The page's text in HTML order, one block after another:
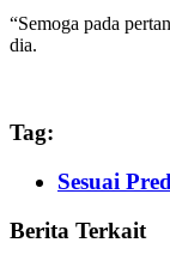
“Semoga pada
dia.
Tag:
Sesuai
Berita Terkait